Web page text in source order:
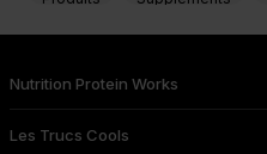
Nutrition Protein Works
Les Trucs Cools